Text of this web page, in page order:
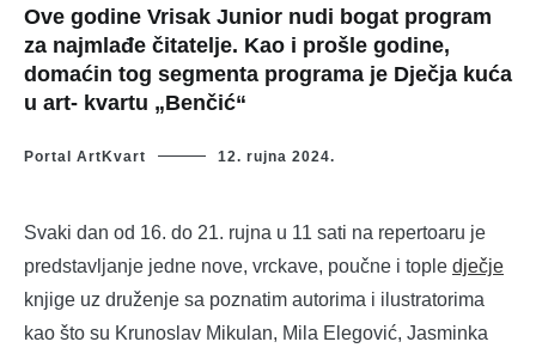
Ove godine Vrisak Junior nudi bogat program
za najmlađe čitatelje. Kao i prošle godine,
domaćin tog segmenta programa je Dječja kuća
u art- kvartu „Benčić“
Portal ArtKvart 12. rujna 2024.
Svaki dan od 16. do 21. rujna u 11 sati na repertoaru je
predstavljanje jedne nove, vrckave, poučne i tople dječje
knjige uz druženje sa poznatim autorima i ilustratorima
kao što su Krunoslav Mikulan, Mila Elegović, Jasminka